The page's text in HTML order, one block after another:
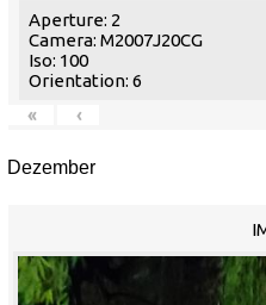
Aperture: 2
Camera: M2007J20CG
Iso: 100
Orientation: 6
«
‹
Dezember